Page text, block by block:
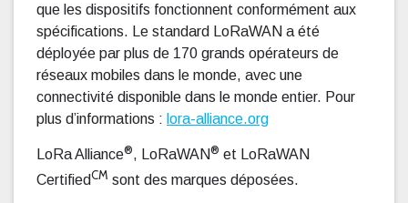
que les dispositifs fonctionnent conformément aux
spécifications. Le standard LoRaWAN a été
déployée par plus de 170 grands opérateurs de
réseaux mobiles dans le monde, avec une
connectivité disponible dans le monde entier. Pour
plus d’informations : lora-alliance.org
LoRa Alliance®, LoRaWAN® et LoRaWAN
CertifiedCM sont des marques déposées.